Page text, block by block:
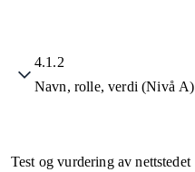
4.1.2
Navn, rolle, verdi (Nivå A)
Test og vurdering av nettstedet